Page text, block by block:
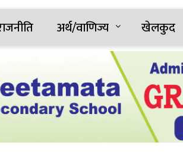
अर्थ/वाणिज्य खेलकुद